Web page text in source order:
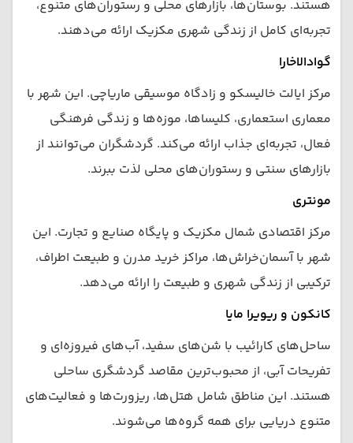
هستند. بوستان‌ها، بازارهای محلی و رستوران‌های متنوع،
تجربه‌ای کامل از زندگی شهری مکزیک ارائه می‌دهند.
گوادالاخارا
مرکز ایالت خالیسکو و زادگاه موسیقی ماریاچی. این شهر با
معماری استعماری، کلیساها، موزه‌ها و زندگی فرهنگی
فعال، تجربه‌ای جذاب ارائه می‌کند. گردشگران می‌توانند از
بازارهای سنتی و رستوران‌های محلی لذت ببرند.
مونتری
مرکز اقتصادی شمال مکزیک و پایگاه صنایع و تجارت. این
شهر با آسمان‌خراش‌ها، مراکز خرید مدرن و طبیعت اطراف،
ترکیبی از زندگی شهری و طبیعت را ارائه می‌دهد.
کانکون و ریویرا مایا
ساحل‌های کارائیب با شن‌های سفید، آب‌های فیروزه‌ای و
تفریحات آبی، از محبوب‌ترین مقاصد گردشگری ساحلی
هستند. این مناطق شامل هتل‌ها، ریزورت‌ها و فعالیت‌های
متنوع دریایی برای همه گروه‌ها می‌شوند.